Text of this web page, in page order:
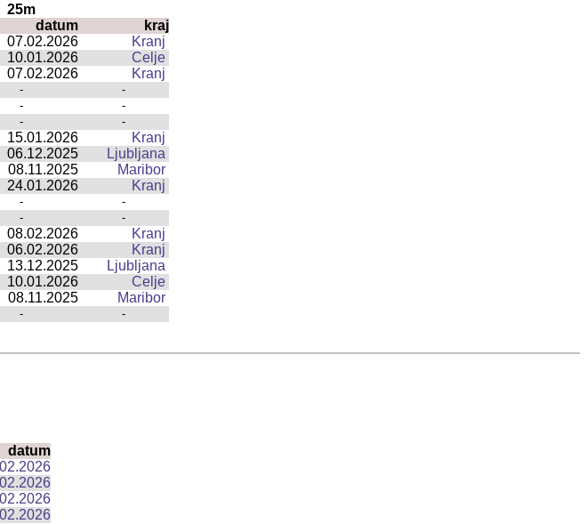
25m
datum
kraj
07.02.2026
Kranj
10.01.2026
Celje
07.02.2026
Kranj
- -
- -
- -
15.01.2026
Kranj
06.12.2025
Ljubljana
08.11.2025
Maribor
24.01.2026
Kranj
- -
- -
08.02.2026
Kranj
06.02.2026
Kranj
13.12.2025
Ljubljana
10.01.2026
Celje
08.11.2025
Maribor
- -
datum